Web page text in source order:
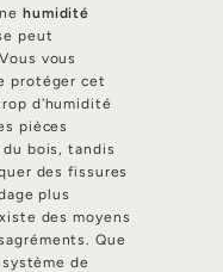
humidité
peut
vous
protéger cet
d'humidité
pièces
bois, tandis
des fissures
plus
des moyens
Que
de